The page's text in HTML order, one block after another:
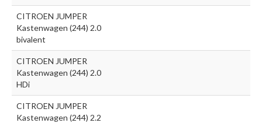
CITROEN JUMPER
Kastenwagen (244) 2.0
bivalent
CITROEN JUMPER
Kastenwagen (244) 2.0
HDi
CITROEN JUMPER
Kastenwagen (244) 2.2